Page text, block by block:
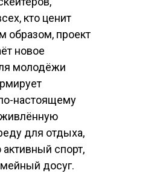
кто ценит
образом, проект
новое
молодёжи
настоящему
для отдыха,
спорт,
досуг.